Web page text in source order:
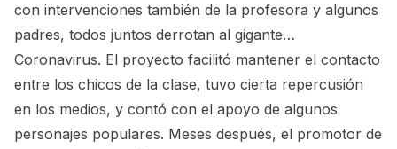
con intervenciones también de la profesora y algunos
padres, todos juntos derrotan al gigante…
Coronavirus. El proyecto facilitó mantener el contacto
entre los chicos de la clase, tuvo cierta repercusión
en los medios, y contó con el apoyo de algunos
personajes populares. Meses después, el promotor de